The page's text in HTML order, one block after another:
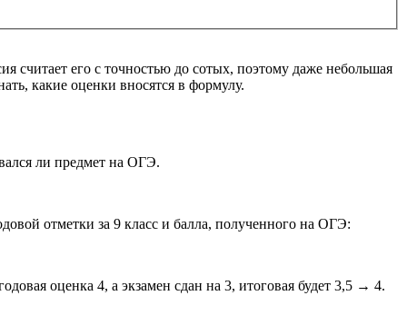
считает его с точностью до сотых, поэтому даже небольшая
какие оценки вносятся в формулу.
ли предмет на ОГЭ.
отметки за 9 класс и балла, полученного на ОГЭ:
оценка 4, а экзамен сдан на 3, итоговая будет 3,5 → 4.